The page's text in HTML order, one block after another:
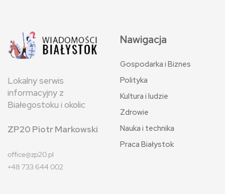
Lokalny serwis
informacyjny z
Białegostoku i okolic
ZP20 Piotr Markowski
office@zp20.pl
+48 733 644 002
Nawigacja
Gospodarka i Biznes
Polityka
Kultura i ludzie
Zdrowie
Nauka i technika
Praca Białystok